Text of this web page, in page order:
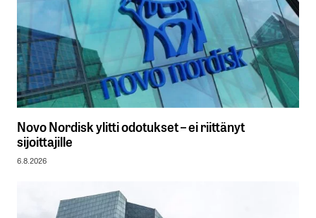
Novo Nordisk ylitti odotukset – ei riittänyt
sijoittajille
6.8.2026